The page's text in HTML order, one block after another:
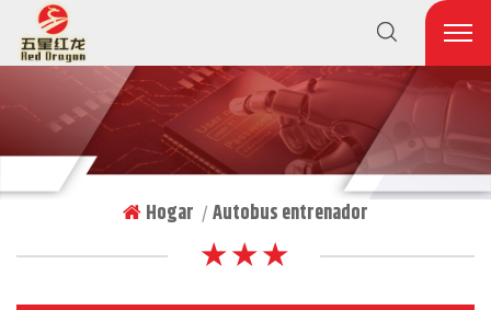
Hogar | Autobus entrenador
★ ★ ★